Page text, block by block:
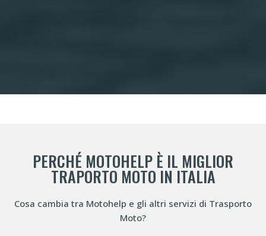
PERCHÉ MOTOHELP È IL MIGLIOR
TRAPORTO MOTO IN ITALIA
Cosa cambia tra Motohelp e gli altri servizi di Trasporto
Moto?